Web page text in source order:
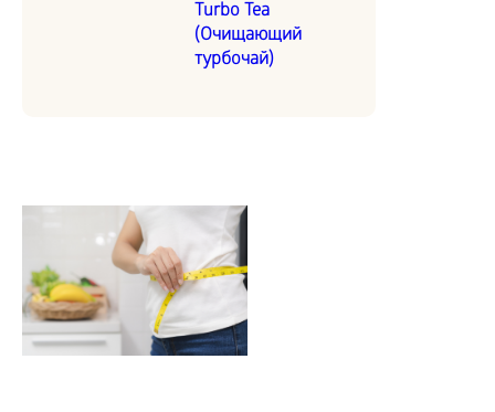
Turbo Tea
(Очищающий
турбочай)